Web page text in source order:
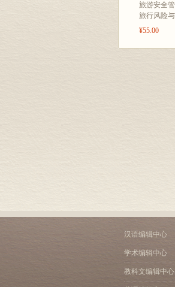
旅游安全
旅行风险
¥55.00
汉语编辑中心
学术编辑中心
教科文编辑中心